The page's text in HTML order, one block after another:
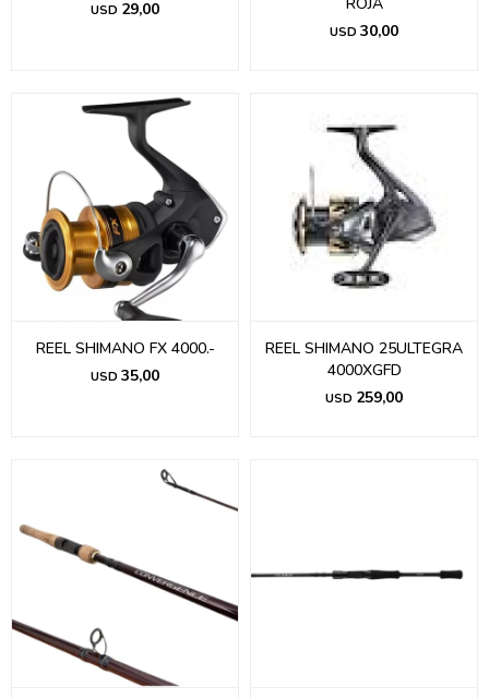
USD 29,00
USD 30,00
REEL SHIMANO FX 4000.-
USD 35,00
REEL SHIMANO 25ULTEGRA
4000XGFD
USD 259,00